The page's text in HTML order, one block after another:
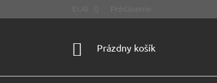
Prihlásenie
NÁKUPNÝ
Prázdny košík